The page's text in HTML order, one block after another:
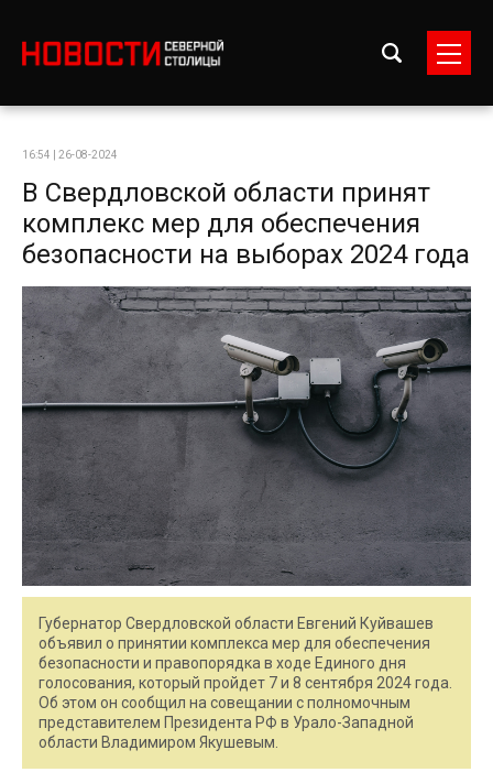
16:54 | 26-08-2024
В Свердловской области принят
комплекс мер для обеспечения
безопасности на выборах 2024 года
Губернатор Свердловской области Евгений Куйвашев
объявил о принятии комплекса мер для обеспечения
безопасности и правопорядка в ходе Единого дня
голосования, который пройдет 7 и 8 сентября 2024 года.
Об этом он сообщил на совещании с полномочным
представителем Президента РФ в Урало-Западной
области Владимиром Якушевым.